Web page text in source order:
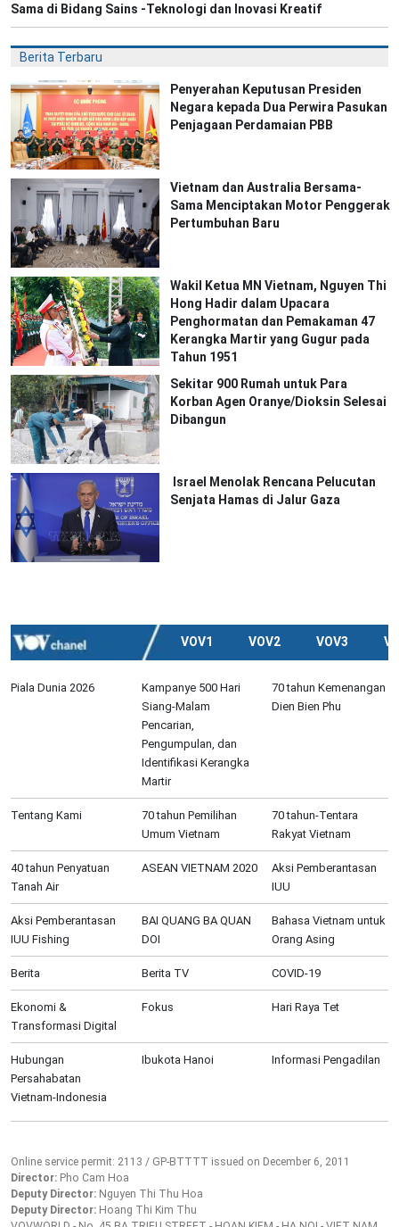
Sama di Bidang Sains -Teknologi dan Inovasi Kreatif
Berita Terbaru
Penyerahan Keputusan Presiden
Negara kepada Dua Perwira Pasukan
Penjagaan Perdamaian PBB
Vietnam dan Australia Bersama-
Sama Menciptakan Motor Penggerak
Pertumbuhan Baru
Wakil Ketua MN Vietnam, Nguyen Thi
Hong Hadir dalam Upacara
Penghormatan dan Pemakaman 47
Kerangka Martir yang Gugur pada
Tahun 1951
Sekitar 900 Rumah untuk Para
Korban Agen Oranye/Dioksin Selesai
Dibangun
Israel Menolak Rencana Pelucutan
Senjata Hamas di Jalur Gaza
VOV1 VOV2 VOV3
Piala Dunia 2026
Kampanye 500 Hari
Siang-Malam
Pencarian,
Pengumpulan, dan
Identifikasi Kerangka
Martir
70 tahun Kemenangan
Dien Bien Phu
Tentang Kami
70 tahun Pemilihan
Umum Vietnam
70 tahun-Tentara
Rakyat Vietnam
40 tahun Penyatuan
Tanah Air
ASEAN VIETNAM 2020
Aksi Pemberantasan
IUU
Aksi Pemberantasan
IUU Fishing
BAI QUANG BA QUAN
DOI
Bahasa Vietnam untuk
Orang Asing
Berita Berita TV COVID-19
Ekonomi &
Transformasi Digital
Fokus Hari Raya Tet
Hubungan
Persahabatan
Vietnam-Indonesia
Ibukota Hanoi Informasi Pengadilan
Online service permit: 2113 / GP-BTTTT issued on December 6, 2011
Director: Pho Cam Hoa
Deputy Director: Nguyen Thi Thu Hoa
Deputy Director: Hoang Thi Kim Thu